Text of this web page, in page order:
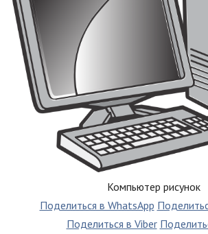
Компьютер рисунок
Поделиться в WhatsApp
Поделиться в Viber